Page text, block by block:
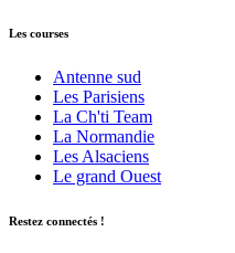
Les courses
Antenne sud
Les Parisiens
La Ch'ti Team
La Normandie
Les Alsaciens
Le grand Ouest
Restez connectés !